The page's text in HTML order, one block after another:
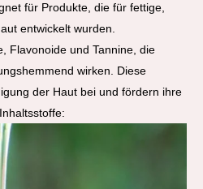
für Produkte, die für fettige,
entwickelt wurden.
Flavonoide und Tannine, die
wirken. Diese
der Haut bei und fördern ihre